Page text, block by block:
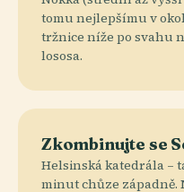
tomu nejlepšímu v
tržnice níže po svahu
lososa.
Zkombinujte se
Helsinská katedrála –
minut chůze západně.